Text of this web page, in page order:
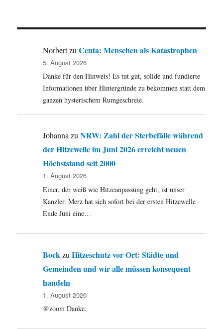
Sprache,
Burnout,
Abgang
mehr.
NorbertzuCeuta: Menschen als Katastrophen
5. August 2026
Danke für den Hinweis! Es tut gut, solide und fundierte
Informationen über Hintergründe zu bekommen statt dem
ganzen hysterischem Rumgeschreie.
JohannazuNRW: Zahl der Sterbefälle während
der Hitzewelle im Juni 2026 erreicht neuen
Höchststand seit 2000
1. August 2026
Einer, der weiß wie Hitzeanpassung geht, ist unser
Kanzler. Merz hat sich sofort bei der ersten Hitzewelle
Ende Juni eine…
Bock zuHitzeschutz vor Ort: Städte und
Gemeinden und wir alle müssen konsequent
handeln
1. August 2026
@zoom Danke.